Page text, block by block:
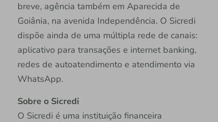
breve, agência também em Aparecida de
Goiânia, na avenida Independência. O Sicredi
dispõe ainda de uma múltipla rede de canais:
aplicativo para transações e internet banking,
redes de autoatendimento e atendimento via
WhatsApp.
Sobre o Sicredi
O Sicredi é uma instituição financeira